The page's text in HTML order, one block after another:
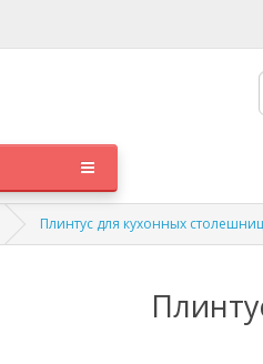
Плинтус для кухонных столешниц